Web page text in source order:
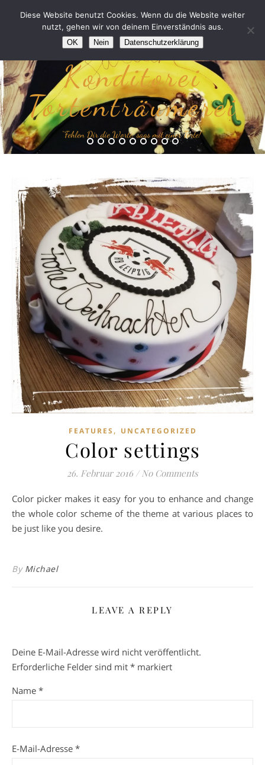
Konditorei
Tortenträumerei
“Fehlen Dir die Worte, sags mit einer Torte!”
FEATURES , UNCATEGORIZED
Color settings
26. Februar 2016 / No Comments
Color picker makes it easy for you to enhance and change
the whole color scheme of the theme at various places to
be just like you desire.
By Michael
LEAVE A REPLY
Deine E-Mail-Adresse wird nicht veröffentlicht.
Erforderliche Felder sind mit * markiert
Name *
E-Mail-Adresse *
Diese Website benutzt Cookies. Wenn du die Website weiter
nutzt, gehen wir von deinem Einverständnis aus.
OK Nein Datenschutzerklärung